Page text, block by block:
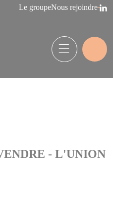
Le groupeNous rejoindre
- L'UNION